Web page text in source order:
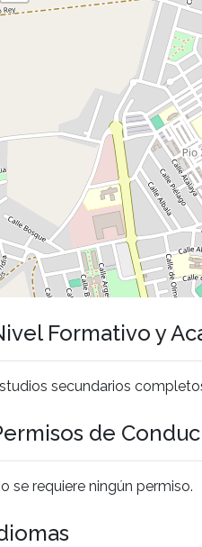
Formativo y
secundarios
de
se requiere ningún permiso.